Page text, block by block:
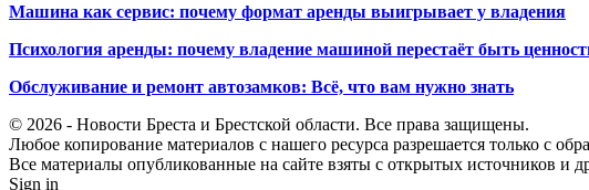
Машина как сервис: почему формат аренды выигрывает у владения
Психология аренды: почему владение машиной перестаёт быть
Обслуживание и ремонт автозамков: Всё, что вам нужно знать
© 2026 - Новости Бреста и Брестской области. Все права защищены.
Любое копирование материалов с нашего ресурса разрешается только с
Все материалы опубликованные на сайте взяты с открытых источников и
Sign in